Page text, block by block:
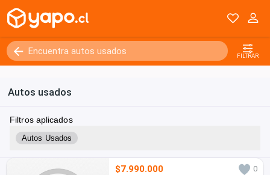
FILTRAR
Autos usados
Filtros aplicados
Autos Usados
$7.990.000
0